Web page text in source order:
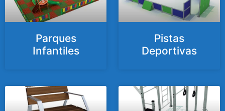
Parques
Infantiles
Pistas
Deportivas